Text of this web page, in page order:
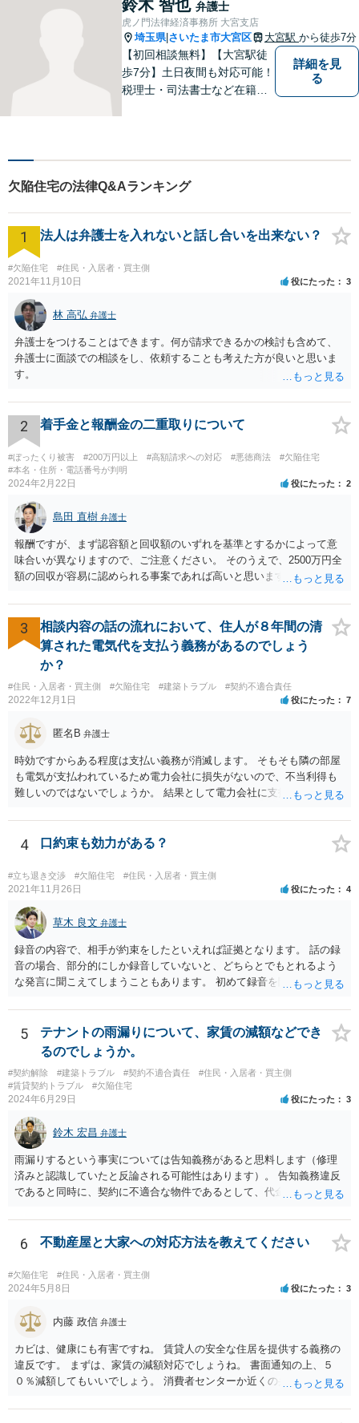
います。そんな時は、お気軽
に私にご相談ください。
鈴木 智也 弁護士
虎ノ門法律経済事務所 大宮支店
埼玉県| さいたま市大宮区 大宮駅 から徒歩7分
【初回相談無料】【大宮駅徒
歩7分】土日夜間も対応可能！
税理士・司法書士など在籍で
す。まずはご相談をお聞かせ
ください。
詳細を見
る
欠陥住宅の法律Q&Aランキング
1 法人は弁護士を入れないと話し合いを出来ない？
#欠陥住宅 #住民・入居者・買主側
2021年11月10日 役にたった 3
林 高弘 弁護士
弁護士をつけることはできます。何が請求できるかの検討も含めて、
弁護士に面談での相談をし、依頼することも考えた方が良いと思いま
す。
2 着手金と報酬金の二重取りについて
#ぼったくり被害 #200万円以上 #高額請求への対応 #悪徳商法
#欠陥住宅
#本名・住所・電話番号が判明
2024年2月22日 役にたった 2
島田 直樹 弁護士
報酬ですが、まず認容額と回収額のいずれを基準とするかによって意
味合いが異なりますので、ご注意ください。 そのうえで、2500万円全
額の回収が容易に認められる事案であれば高いと思います。 他方、回
高いとは思えません。
3
相談内容の話の流れにおいて、住人が８年間の清
算された電気代を支払う義務があるのでしょう
か？
#住民・入居者・買主側 #欠陥住宅 #建築トラブル #契約不適合責任
2022年12月1日 役にたった 7
匿名B 弁護士
時効ですからある程度は支払い義務が消滅します。 そもそも隣の部屋
も電気が支払われているため電力会社に損失がないので、不当利得も
難しいのではないでしょうか。 結果として電力会社に支払拒絶をする
4 口約束も効力がある？
#立ち退き交渉 #欠陥住宅 #住民・入居者・買主側
2021年11月26日 役にたった 4
草木 良文 弁護士
録音の内容で、相手が約束をしたといえれば証拠となります。 話の録
音の場合、部分的にしか録音していないと、どちらとでもとれるよう
な発言に聞こえてしまうこともあります。 初めて録音を聞いた第三者
5
テナントの雨漏りについて、家賃の減額などでき
るのでしょうか。
#契約解除 #建築トラブル #契約不適合責任
#住民・入居者・買主側
#賃貸契約トラブル
#欠陥住宅
2024年6月29日 役にたった 3
鈴木 宏昌 弁護士
雨漏りするという事実については告知義務があると思料します（修理
済みと認識していたと反論される可能性はあります）。 告知義務違反
であると同時に、契約に不適合な物件であるとして、代金（賃料）減
4条）。 お店の営業内容や雨漏りの程度も関係するため、具体的事情
を把握できる資料等を以て弁護士に相談することをお勧めいたしま
6 不動産屋と大家への対応方法を教えてください
#欠陥住宅 #住民・入居者・買主側
2024年5月8日 役にたった 3
内藤 政信 弁護士
カビは、健康にも有害ですね。 賃貸人の安全な住居を提供する義務の
違反です。 まずは、家賃の減額対応でしょうね。 書面通知の上、５
０％減額してもいいでしょう。 消費者センターか近くの弁護士に相談